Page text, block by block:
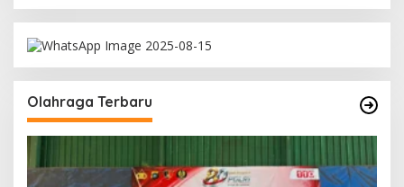
Olahraga Terbaru